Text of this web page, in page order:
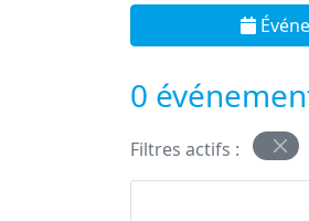
0
Filtres actifs :